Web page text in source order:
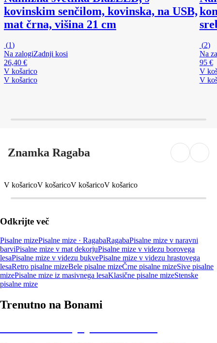
kovinskim senčilom, kovinska, na USB,
mat črna, višina 21 cm
(1)
Na zalogiZadnji kosi
26,40 €
V košarico
V košarico
(2)
Na
95 €
V
V
Znamka Ragaba
V košaricoV košaricoV košaricoV košarico
Odkrijte več
Pisalne mizePisalne mize · RagabaRagabaPisalne mize v naravni
barviPisalne mize v mat dekorjuPisalne mize v videzu borovega
lesaPisalne mize v videzu bukvePisalne mize v videzu hrastovega
lesaRetro pisalne mizeBele pisalne mizeČrne pisalne mizeSive pisalne
mizePisalne mize iz masivnega lesaKlasične pisalne mizeStenske
pisalne mize
Trenutno na Bonami